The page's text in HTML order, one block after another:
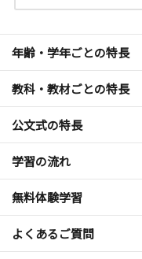
年齢・学年ごとの特長
教科・教材ごとの特長
公文式の特長
学習の流れ
無料体験学習
よくあるご質問